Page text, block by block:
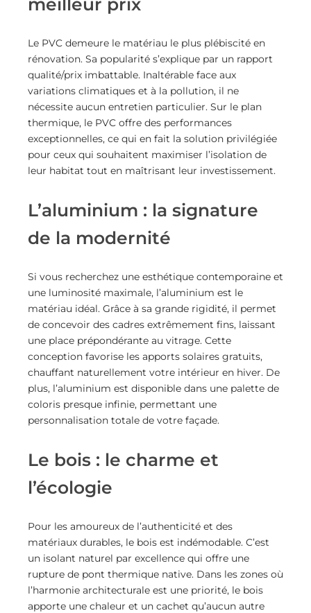
Le PVC demeure le matériau le plus plébiscité en
rénovation. Sa popularité s’explique par un rapport
qualité/prix imbattable. Inaltérable face aux
variations climatiques et à la pollution, il ne
nécessite aucun entretien particulier. Sur le plan
thermique, le PVC offre des performances
exceptionnelles, ce qui en fait la solution privilégiée
pour ceux qui souhaitent maximiser l’isolation de
leur habitat tout en maîtrisant leur investissement.
L’aluminium : la signature
de la modernité
Si vous recherchez une esthétique contemporaine et
une luminosité maximale, l’aluminium est le
matériau idéal. Grâce à sa grande rigidité, il permet
de concevoir des cadres extrêmement fins, laissant
une place prépondérante au vitrage. Cette
conception favorise les apports solaires gratuits,
chauffant naturellement votre intérieur en hiver. De
plus, l’aluminium est disponible dans une palette de
coloris presque infinie, permettant une
personnalisation totale de votre façade.
Le bois : le charme et
l’écologie
Pour les amoureux de l’authenticité et des
matériaux durables, le bois est indémodable. C’est
un isolant naturel par excellence qui offre une
rupture de pont thermique native. Dans les zones où
l’harmonie architecturale est une priorité, le bois
apporte une chaleur et un cachet qu’aucun autre